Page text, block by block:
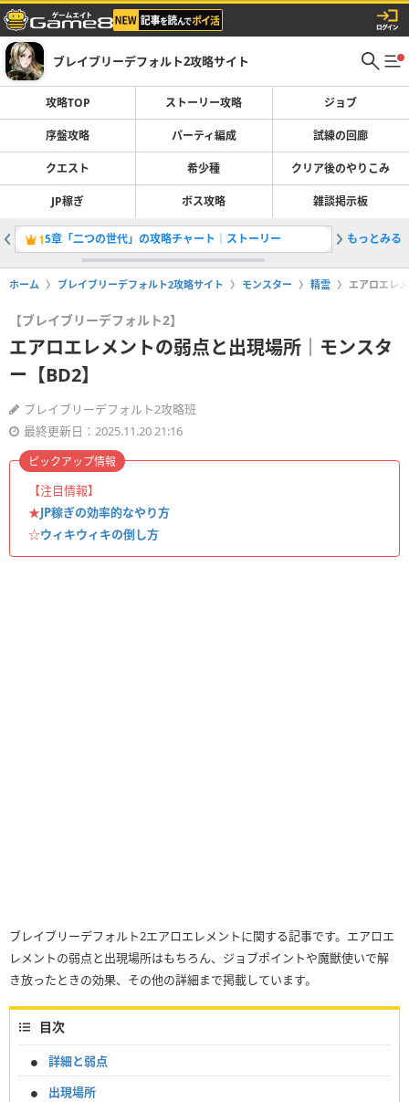
ブレイブリーデフォルト2攻略サイト
攻略TOP ストーリー攻略 ジョブ
序盤攻略 パーティ編成 試練の回廊
クエスト 希少種 クリア後のやりこみ
JP稼ぎ ボス攻略 雑談掲示板
15章「二つの世代」の攻略チャート｜ストーリー 2限界を
もっとみる
ホーム ブレイブリーデフォルト2攻略サイト モンスター 精霊 エアロエレ
【ブレイブリーデフォルト2】
エアロエレメントの弱点と出現場所｜モンスタ
ー【BD2】
ブレイブリーデフォルト2攻略班
最終更新日：2025.11.20 21:16
【注目情報】
★JP稼ぎの効率的なやり方
☆ウィキウィキの倒し方
ピックアップ情報
ブレイブリーデフォルト2エアロエレメントに関する記事です。エアロエ
レメントの弱点と出現場所はもちろん、ジョブポイントや魔獣使いで解
き放ったときの効果、その他の詳細まで掲載しています。
目次
詳細と弱点
出現場所